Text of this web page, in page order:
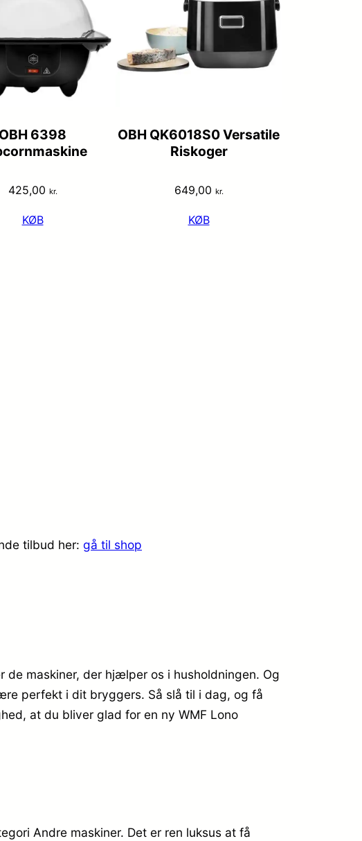
OBH 6398
425,00 kr.
KØB
OBH QK6018S0 Versatile
Riskoger
649,00 kr.
KØB
tilbud her: gå til shop
maskiner, der hjælper os i husholdningen. Og
perfekt i dit bryggers. Så slå til i dag, og få
at du bliver glad for en ny WMF Lono
Andre maskiner. Det er ren luksus at få